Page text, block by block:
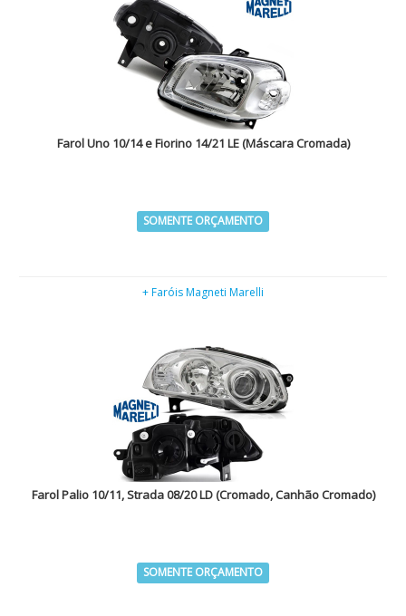
Farol Uno 10/14 e Fiorino 14/21 LE (Máscara Cromada)
SOMENTE ORÇAMENTO
+ Faróis Magneti Marelli
Farol Palio 10/11, Strada 08/20 LD (Cromado, Canhão Cromado)
SOMENTE ORÇAMENTO